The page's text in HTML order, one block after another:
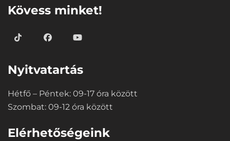
Kövess minket!
Nyitvatartás
Hétfő – Péntek: 09-17 óra között
Szombat: 09-12 óra között
Elérhetőségeink